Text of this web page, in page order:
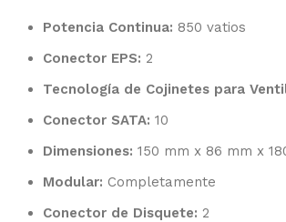
Potencia Continua: 850 vatios
Conector EPS: 2
Tecnología de Cojinetes para
Conector SATA: 10
Dimensiones: 150 mm x 86 mm x
Modular: Completamente
Conector de Disquete: 2